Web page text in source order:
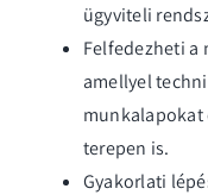
ügyviteli
Felfedezheti a
amellyel
munkalapokat
terepen is.
Gyakorlati